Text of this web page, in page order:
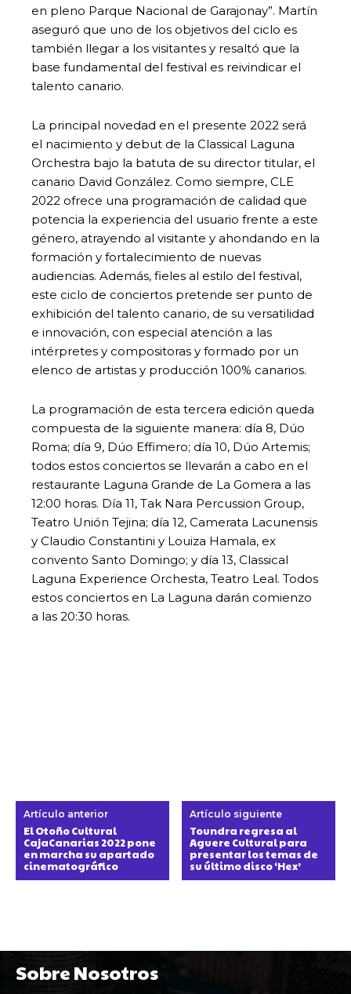
en pleno Parque Nacional de Garajonay”. Martín
aseguró que uno de los objetivos del ciclo es
también llegar a los visitantes y resaltó que la
base fundamental del festival es reivindicar el
talento canario.
La principal novedad en el presente 2022 será
el nacimiento y debut de la Classical Laguna
Orchestra bajo la batuta de su director titular, el
canario David González. Como siempre, CLE
2022 ofrece una programación de calidad que
potencia la experiencia del usuario frente a este
género, atrayendo al visitante y ahondando en la
formación y fortalecimiento de nuevas
audiencias. Además, fieles al estilo del festival,
este ciclo de conciertos pretende ser punto de
exhibición del talento canario, de su versatilidad
e innovación, con especial atención a las
intérpretes y compositoras y formado por un
elenco de artistas y producción 100% canarios.
La programación de esta tercera edición queda
compuesta de la siguiente manera: día 8, Dúo
Roma; día 9, Dúo Effimero; día 10, Dúo Artemis;
todos estos conciertos se llevarán a cabo en el
restaurante Laguna Grande de La Gomera a las
12:00 horas. Día 11, Tak Nara Percussion Group,
Teatro Unión Tejina; día 12, Camerata Lacunensis
y Claudio Constantini y Louiza Hamala, ex
convento Santo Domingo; y día 13, Classical
Laguna Experience Orchesta, Teatro Leal. Todos
estos conciertos en La Laguna darán comienzo
a las 20:30 horas.
Artículo anterior
El Otoño Cultural
CajaCanarias 2022 pone
en marcha su apartado
cinematográfico
Artículo siguiente
Toundra regresa al
Aguere Cultural para
presentar los temas de
su último disco ‘Hex’
Sobre Nosotros